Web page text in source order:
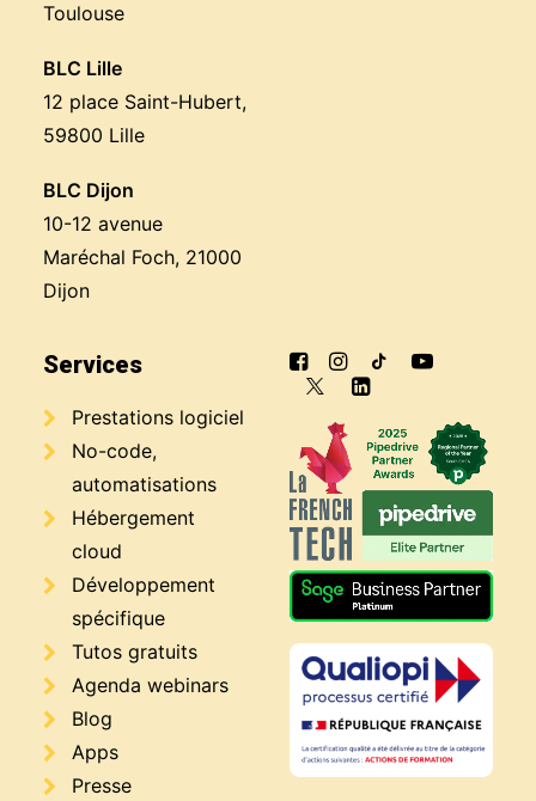
Toulouse
BLC Lille
12 place Saint-Hubert,
59800 Lille
BLC Dijon
10-12 avenue
Maréchal Foch, 21000
Dijon
Services
Prestations logiciel
No-code,
automatisations
Hébergement
cloud
Développement
spécifique
Tutos gratuits
Agenda webinars
Blog
Apps
Presse